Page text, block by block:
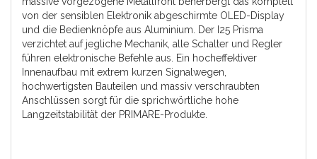
von der sensiblen Elektronik abgeschirmte OLED-Display
und die Bedienknöpfe aus Aluminium. Der I25 Prisma
verzichtet auf jegliche Mechanik, alle Schalter und Regler
führen elektronische Befehle aus. Ein hocheffektiver
Innenaufbau mit extrem kurzen Signalwegen,
hochwertigsten Bauteilen und massiv verschraubten
Anschlüssen sorgt für die sprichwörtliche hohe
Langzeitstabilität der PRIMARE-Produkte.